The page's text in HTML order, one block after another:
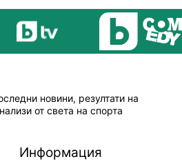
новини, резултати на
от света на спорта
Информация